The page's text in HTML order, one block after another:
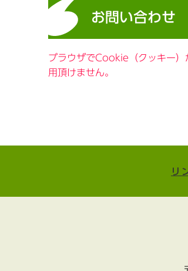
お問い合わせ
ブラウザでCookie（クッキー）
用頂けません。
リ